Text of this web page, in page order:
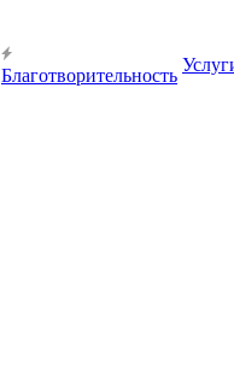
Благотворительность